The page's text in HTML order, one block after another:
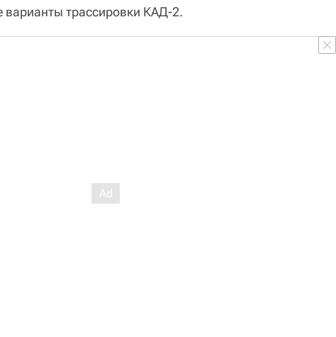
варианты трассировки КАД-2.